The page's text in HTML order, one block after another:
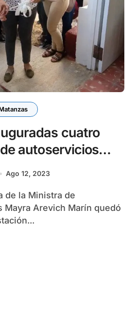
cuatro
autoservicios
municipio Cárdenas
Ago 12, 2023
Mayra Arevich Marín quedó